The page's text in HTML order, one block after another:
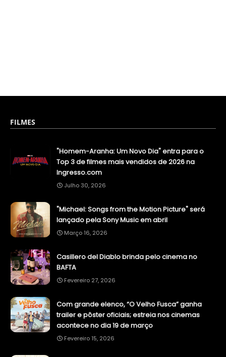
FILMES
"Homem-Aranha: Um Novo Dia" entra para o
Top 3 de filmes mais vendidos de 2026 na
Ingresso.com
Julho 30, 2026
"Michael: Songs from the Motion Picture" será
lançado pela Sony Music em abril
Março 16, 2026
Casillero del Diablo brinda pelo cinema no
BAFTA
Fevereiro 27, 2026
Com grande elenco, “O Velho Fusca” ganha
trailer e pôster oficiais; estreia nos cinemas
acontece no dia 19 de março
Fevereiro 15, 2026